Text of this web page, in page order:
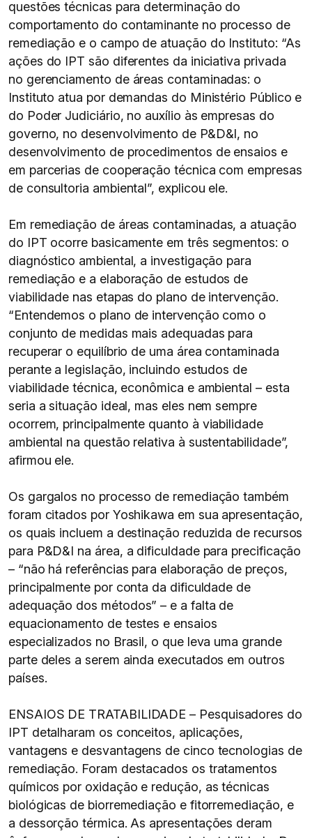
questões técnicas para determinação do
comportamento do contaminante no processo de
remediação e o campo de atuação do Instituto: “As
ações do IPT são diferentes da iniciativa privada
no gerenciamento de áreas contaminadas: o
Instituto atua por demandas do Ministério Público e
do Poder Judiciário, no auxílio às empresas do
governo, no desenvolvimento de P&D&I, no
desenvolvimento de procedimentos de ensaios e
em parcerias de cooperação técnica com empresas
de consultoria ambiental”, explicou ele.
Em remediação de áreas contaminadas, a atuação
do IPT ocorre basicamente em três segmentos: o
diagnóstico ambiental, a investigação para
remediação e a elaboração de estudos de
viabilidade nas etapas do plano de intervenção.
“Entendemos o plano de intervenção como o
conjunto de medidas mais adequadas para
recuperar o equilíbrio de uma área contaminada
perante a legislação, incluindo estudos de
viabilidade técnica, econômica e ambiental – esta
seria a situação ideal, mas eles nem sempre
ocorrem, principalmente quanto à viabilidade
ambiental na questão relativa à sustentabilidade”,
afirmou ele.
Os gargalos no processo de remediação também
foram citados por Yoshikawa em sua apresentação,
os quais incluem a destinação reduzida de recursos
para P&D&I na área, a dificuldade para precificação
– “não há referências para elaboração de preços,
principalmente por conta da dificuldade de
adequação dos métodos” – e a falta de
equacionamento de testes e ensaios
especializados no Brasil, o que leva uma grande
parte deles a serem ainda executados em outros
países.
ENSAIOS DE TRATABILIDADE – Pesquisadores do
IPT detalharam os conceitos, aplicações,
vantagens e desvantagens de cinco tecnologias de
remediação. Foram destacados os tratamentos
químicos por oxidação e redução, as técnicas
biológicas de biorremediação e fitorremediação, e
a dessorção térmica. As apresentações deram